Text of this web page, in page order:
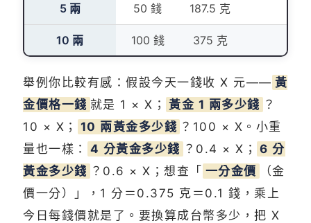
5 兩 50 錢 187.5 克
10 兩 100 錢 375 克
舉例你比較有感：假設今天一錢收 X 元—— 黃
金價格一錢 就是 1 × X； 黃金 1 兩多少錢 ？
10 × X；
10 兩黃金多少錢 ？100 × X。小重
量也一樣：
4 分黃金多少錢 ？0.4 × X； 6 分
黃金多少錢 ？0.6 × X；想查「 一分金價
（金
價一分）」，1 分＝0.375 克＝0.1 錢，乘上
今日每錢價就是了。要換算成台幣多少，把 X